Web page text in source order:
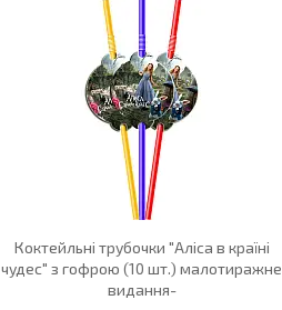
Коктейльні трубочки "Аліса в країні
чудес" з гофрою (10 шт.) малотиражне
видання-